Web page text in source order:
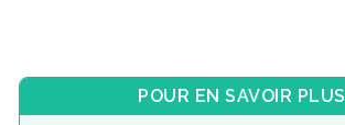
POUR EN SAVOIR PLUS